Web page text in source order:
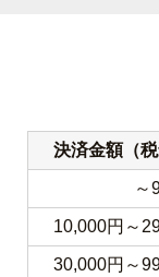
決済金額（税
～
10,000円～
30,000円～